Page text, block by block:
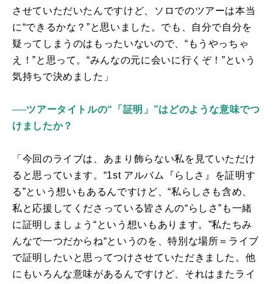
させていただいたんですけど、ソロでのツアーは本当
に“できるかな？”と思いました。でも、自分で自分を
疑ってしまうのはもったいないので、“もうやっちゃ
え！”と思って。“みんなの元に会いに行くぞ！”という
気持ちで決めました」
──ツアータイトルの“「証明」”はどのような意味でつ
けましたか？
「今回のライブは、あまり飾らない私を見ていただけ
ると思っています。“1st アルバム『らしさ』を証明す
る”という想いもあるんですけど、“私らしさも含め、
私と応援してくださっている皆さんの“らしさ”も一緒
に証明しましょう“という想いもあります。”私たちみ
んなで一つだからね“というのを、特別な場所＝ライブ
で証明したいと思ってつけさせていただきました。他
にもいろんな意味があるんですけど、それはまたライ